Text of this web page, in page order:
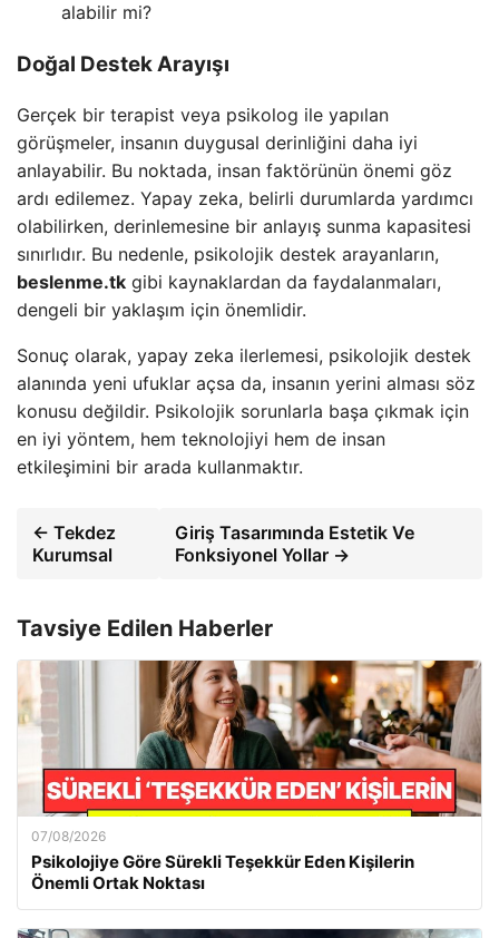
alabilir mi?
Doğal Destek Arayışı
Gerçek bir terapist veya psikolog ile yapılan
görüşmeler, insanın duygusal derinliğini daha iyi
anlayabilir. Bu noktada, insan faktörünün önemi göz
ardı edilemez. Yapay zeka, belirli durumlarda yardımcı
olabilirken, derinlemesine bir anlayış sunma kapasitesi
sınırlıdır. Bu nedenle, psikolojik destek arayanların,
beslenme.tk gibi kaynaklardan da faydalanmaları,
dengeli bir yaklaşım için önemlidir.
Sonuç olarak, yapay zeka ilerlemesi, psikolojik destek
alanında yeni ufuklar açsa da, insanın yerini alması söz
konusu değildir. Psikolojik sorunlarla başa çıkmak için
en iyi yöntem, hem teknolojiyi hem de insan
etkileşimini bir arada kullanmaktır.
← Tekdez
Kurumsal
Giriş Tasarımında Estetik Ve
Fonksiyonel Yollar →
Tavsiye Edilen Haberler
07/08/2026
Psikolojiye Göre Sürekli Teşekkür Eden Kişilerin
Önemli Ortak Noktası